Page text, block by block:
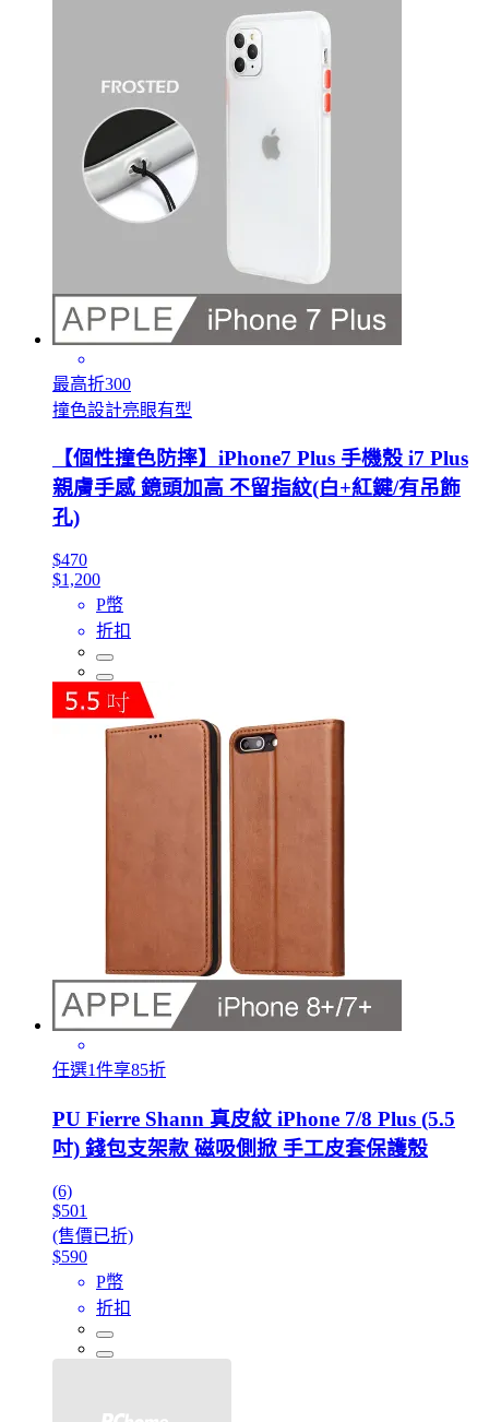
最高折300
撞色設計亮眼有型
【個性撞色防摔】iPhone7 Plus 手機殼 i7 Plus
親膚手感 鏡頭加高 不留指紋(白+紅鍵/有吊飾
孔)
$470
$1,200
P幣
折扣
任選1件享85折
PU Fierre Shann 真皮紋 iPhone 7/8 Plus (5.5
吋) 錢包支架款 磁吸側掀 手工皮套保護殼
(6)
$501
(售價已折)
$590
P幣
折扣